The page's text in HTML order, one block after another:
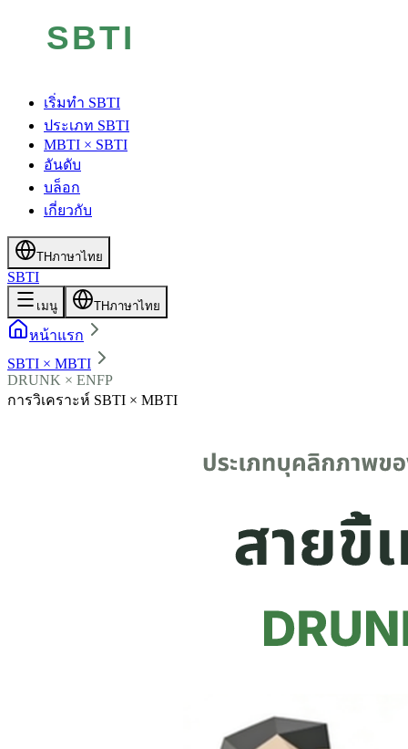
เริ่มทำ SBTI
ประเภท SBTI
MBTI × SBTI
อันดับ
บล็อก
เกี่ยวกับ
THภาษาไทย
SBTI
เมนู THภาษาไทย
หน้าแรก
SBTI × MBTI
DRUNK × ENFP
การวิเคราะห์ SBTI × MBTI